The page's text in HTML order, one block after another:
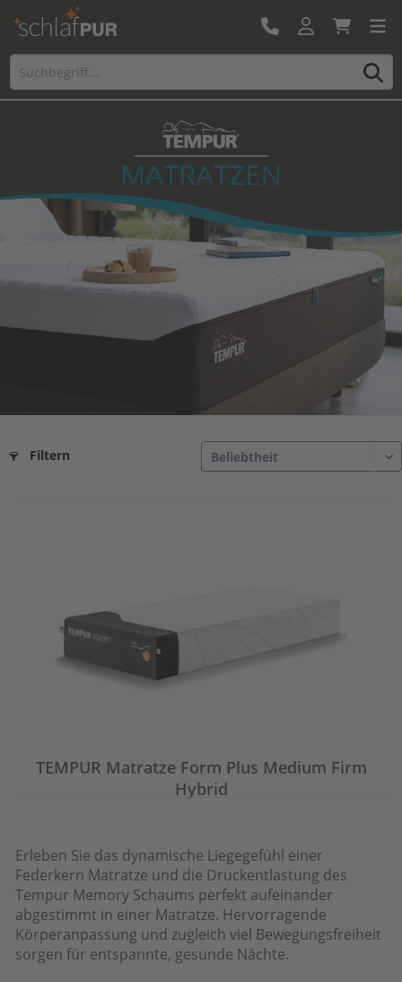
Filtern
TEMPUR Matratze Form Plus Medium Firm
Hybrid
Erleben Sie das dynamische Liegegefühl einer
Federkern Matratze und die Druckentlastung des
Tempur Memory Schaums perfekt aufeinander
abgestimmt in einer Matratze. Hervorragende
Körperanpassung und zugleich viel Bewegungsfreiheit
sorgen für entspannte, gesunde Nächte.